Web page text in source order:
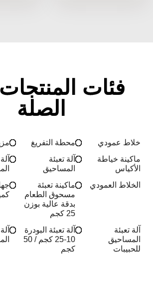
فئات
الصلة
خلاط عمودي محطة التفريغ
ماكينة خياطة
الأكياس
آلة تعبئة
المساحيق
الخلاط العمودي
ماكينة تعبئة
مسحوق الطعام
بدقة عالية بوزن
25 كجم
آلة تعبئة
المساحيق
للحبيبات
آلة تعبئة البودرة
10-25 كجم / 50
كجم